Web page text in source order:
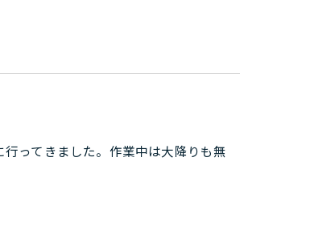
ってきました。作業中は大降りも無